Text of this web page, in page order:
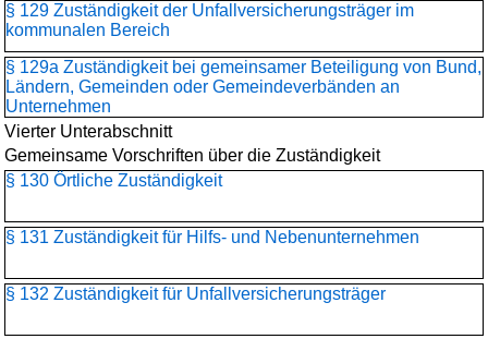
§ 129 Zuständigkeit der Unfallversicherungsträger im
kommunalen Bereich
§ 129a Zuständigkeit bei gemeinsamer Beteiligung von Bund,
Ländern, Gemeinden oder Gemeindeverbänden an
Unternehmen
Vierter Unterabschnitt
Gemeinsame Vorschriften über die Zuständigkeit
§ 130 Örtliche Zuständigkeit
§ 131 Zuständigkeit für Hilfs- und Nebenunternehmen
§ 132 Zuständigkeit für Unfallversicherungsträger